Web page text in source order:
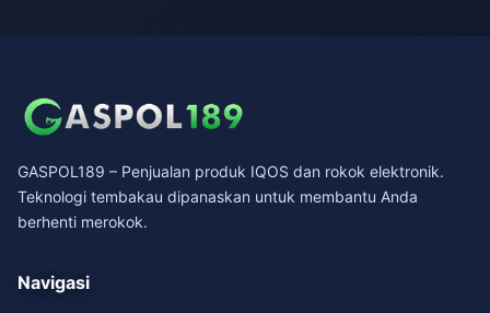
GASPOL189 – Penjualan produk IQOS dan rokok elektronik.
Teknologi tembakau dipanaskan untuk membantu Anda
berhenti merokok.
Navigasi